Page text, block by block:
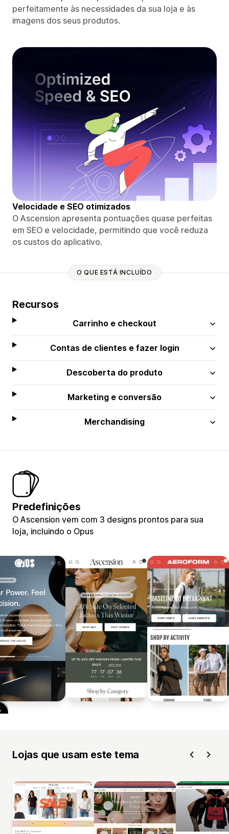
perfeitamente às necessidades da sua loja e às
imagens dos seus produtos.
Velocidade e SEO otimizados
O Ascension apresenta pontuações quase perfeitas
em SEO e velocidade, permitindo que você reduza
os custos do aplicativo.
O QUE ESTÁ INCLUÍDO
Recursos
Carrinho e checkout
Contas de clientes e fazer login
Descoberta do produto
Marketing e conversão
Merchandising
Predefinições
O Ascension vem com 3 designs prontos para sua
loja, incluindo o Opus
Lojas que usam este tema